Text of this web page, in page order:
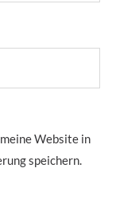
Website in
speichern.